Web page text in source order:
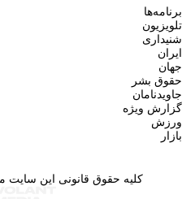
برنامه‌ها
تلویزیون
شنیداری
ایران
جهان
حقوق بشر
جاویدنامان
گزارش ویژه
ورزش
بازار
کلیه حقوق قانونی این سایت